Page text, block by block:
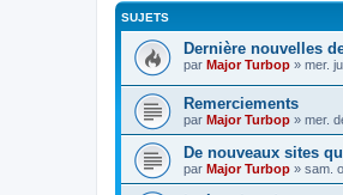
SUJETS
Dernière nouvelles
par Major Turbop » mer.
Remerciements
par Major Turbop » mer.
De nouveaux sites
par Major Turbop » sam.